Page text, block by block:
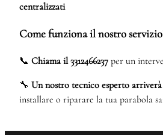
centralizzati
Come funziona il nostro
📞 Chiama il 3312466237 per un
🔧 Un nostro tecnico esperto
installare o riparare la tua parabola